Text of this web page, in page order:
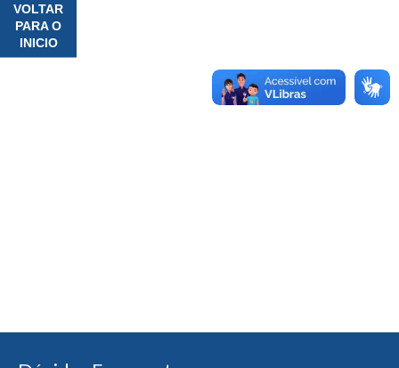
VOLTAR
PARA O
INICIO